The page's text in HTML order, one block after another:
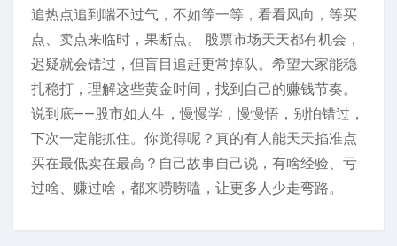
追热点追到喘不过气，不如等一等，看看风向，等买
点、卖点来临时，果断点。 股票市场天天都有机会，
迟疑就会错过，但盲目追赶更常掉队。希望大家能稳
扎稳打，理解这些黄金时间，找到自己的赚钱节奏。
说到底——股市如人生，慢慢学，慢慢悟，别怕错过，
下次一定能抓住。你觉得呢？真的有人能天天掐准点
买在最低卖在最高？自己故事自己说，有啥经验、亏
过啥、赚过啥，都来唠唠嗑，让更多人少走弯路。